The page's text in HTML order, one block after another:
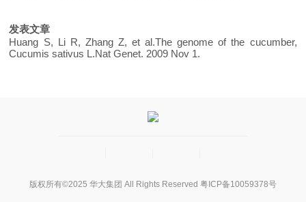
发表文章
Huang S, Li R, Zhang Z, et al.The genome of the cucumber,
Cucumis sativus L.Nat Genet. 2009 Nov 1.
版权所有©2025 华大集团 All Rights Reserved 粤ICP备10059378号